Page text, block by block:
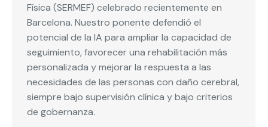
Física (SERMEF) celebrado recientemente en
Barcelona. Nuestro ponente defendió el
potencial de la IA para ampliar la capacidad de
seguimiento, favorecer una rehabilitación más
personalizada y mejorar la respuesta a las
necesidades de las personas con daño cerebral,
siempre bajo supervisión clínica y bajo criterios
de gobernanza.